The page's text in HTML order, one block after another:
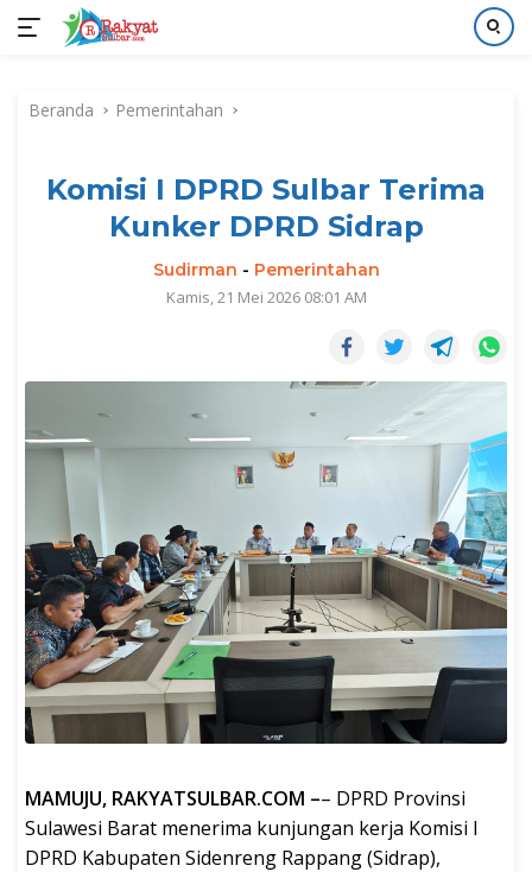
kontenBeranda Pemerintahan
Komisi I DPRD Sulbar Terima
Kunker DPRD Sidrap
Sudirman - Pemerintahan
Kamis, 21 Mei 2026 08:01 AM
MAMUJU, RAKYATSULBAR.COM –– DPRD Provinsi
Sulawesi Barat menerima kunjungan kerja Komisi I
DPRD Kabupaten Sidenreng Rappang (Sidrap),